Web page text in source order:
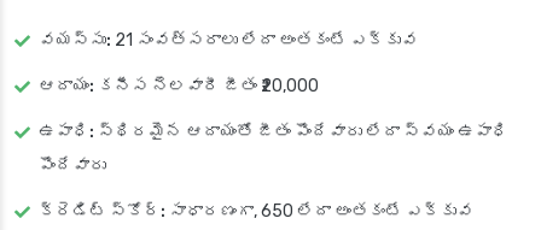
వయస్సు: 21 సంవత్సరాలు లేదా అంతకంటే ఎక్కువ
ఆదాయం: కనీస నెలవారీ జీతం ₹20,000
ఉపాధి: స్థిరమైన ఆదాయంతో జీతం పొందేవారు లేదా స్వయం ఉపాధి
పొందేవారు
క్రెడిట్ స్కోర్: సాధారణంగా, 650 లేదా అంతకంటే ఎక్కువ